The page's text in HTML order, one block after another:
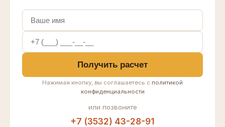
Получить расчет
Нажимая кнопку, вы соглашаетесь с политикой
конфиденциальности
или позвоните
+7 (3532) 43-28-91